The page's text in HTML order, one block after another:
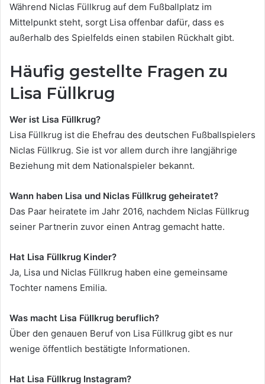
Während Niclas Füllkrug auf dem Fußballplatz im
Mittelpunkt steht, sorgt Lisa offenbar dafür, dass es
außerhalb des Spielfelds einen stabilen Rückhalt gibt.
Häufig gestellte Fragen zu
Lisa Füllkrug
Wer ist Lisa Füllkrug?
Lisa Füllkrug ist die Ehefrau des deutschen Fußballspielers
Niclas Füllkrug. Sie ist vor allem durch ihre langjährige
Beziehung mit dem Nationalspieler bekannt.
Wann haben Lisa und Niclas Füllkrug geheiratet?
Das Paar heiratete im Jahr 2016, nachdem Niclas Füllkrug
seiner Partnerin zuvor einen Antrag gemacht hatte.
Hat Lisa Füllkrug Kinder?
Ja, Lisa und Niclas Füllkrug haben eine gemeinsame
Tochter namens Emilia.
Was macht Lisa Füllkrug beruflich?
Über den genauen Beruf von Lisa Füllkrug gibt es nur
wenige öffentlich bestätigte Informationen.
Hat Lisa Füllkrug Instagram?